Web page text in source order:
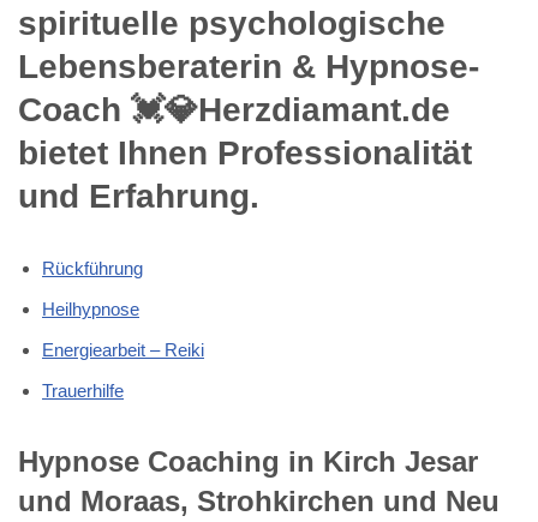
spirituelle psychologische
Lebensberaterin & Hypnose-
Coach 💓️💎Herzdiamant.de
bietet Ihnen Professionalität
und Erfahrung.
Rückführung
Heilhypnose
Energiearbeit – Reiki
Trauerhilfe
Hypnose Coaching in Kirch Jesar
und Moraas, Strohkirchen und Neu